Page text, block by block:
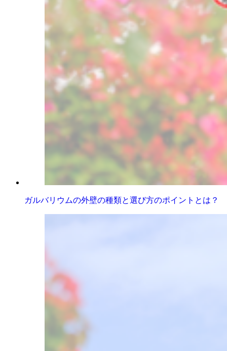
ガルバリウムの外壁の種類と選び方のポイントとは？